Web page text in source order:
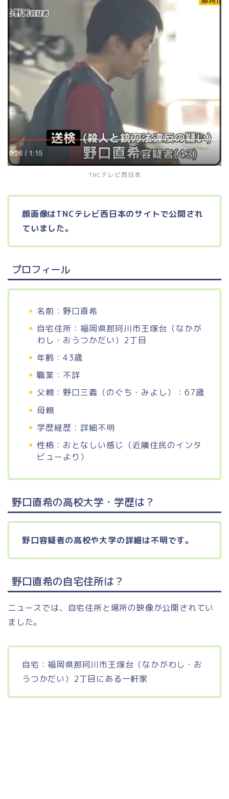
TNCテレビ西日本
顔画像はTNCテレビ西日本のサイトで公開され
ていました。
プロフィール
名前：野口直希
自宅住所：福岡県那珂川市王塚台（なかが
わし・おうつかだい）2丁目
年齢：43歳
職業：不詳
父親：野口三義（のぐち・みよし）：67歳
母親
学歴経歴：詳細不明
性格：おとなしい感じ（近隣住民のインタ
ビューより）
野口直希の高校大学・学歴は？
野口容疑者の高校や大学の詳細は不明です。
野口直希の自宅住所は？
ニュースでは、自宅住所と場所の映像が公開されてい
ました。
自宅：福岡県那珂川市王塚台（なかがわし・お
うつかだい）2丁目にある一軒家